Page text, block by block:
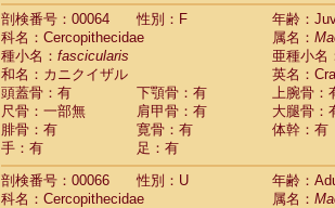
剖検番号：00064
性別：F
年齢：
科名：Cercopithecidae
属名：
種小名： fascicularis
亜種小名
和名：カニクイザル
英名：
頭蓋骨：有
下顎骨：有
上腕骨：
尺骨：一部無
肩甲骨：有
大腿骨：
腓骨：有
寛骨：有
体幹：有
手：有
足：有
剖検番号：00066
性別：U
年齢：
科名：Cercopithecidae
属名：